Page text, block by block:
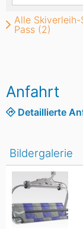
Alle
Pass (2)
Anfahrt
Detaillierte
Bildergalerie